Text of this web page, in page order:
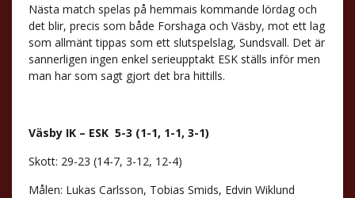
Nästa match spelas på hemmais kommande lördag och
det blir, precis som både Forshaga och Väsby, mot ett lag
som allmänt tippas som ett slutspelslag, Sundsvall. Det är
sannerligen ingen enkel serieupptakt ESK ställs inför men
man har som sagt gjort det bra hittills.
Väsby IK – ESK 5-3 (1-1, 1-1, 3-1)
Skott: 29-23 (14-7, 3-12, 12-4)
Målen: Lukas Carlsson, Tobias Smids, Edvin Wiklund